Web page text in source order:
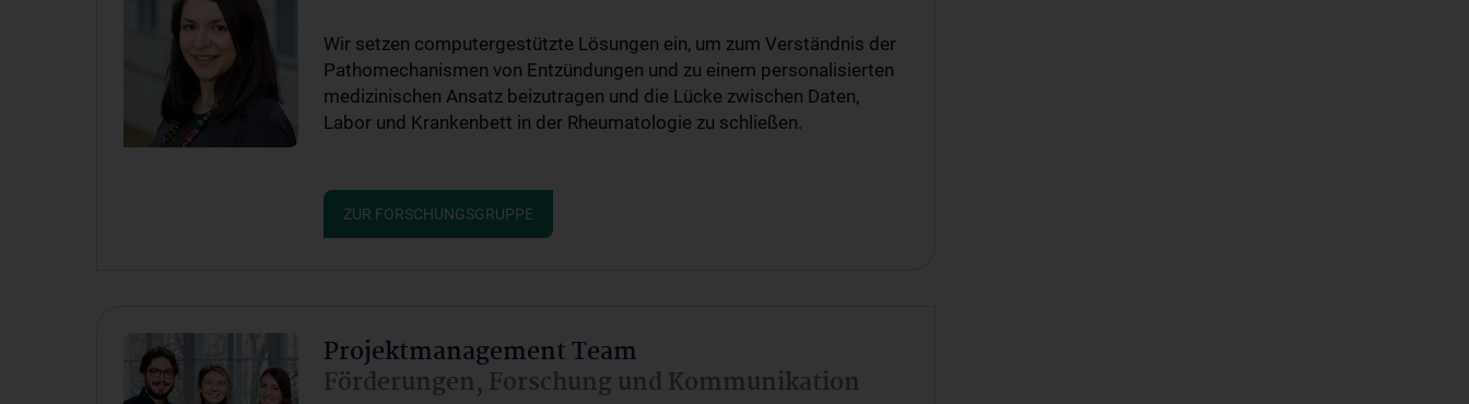
Wir setzen computergestützte Lösungen ein, um zum Verständnis der
Pathomechanismen von Entzündungen und zu einem personalisierten
medizinischen Ansatz beizutragen und die Lücke zwischen Daten,
Labor und Krankenbett in der Rheumatologie zu schließen.
ZUR FORSCHUNGSGRUPPE
Projektmanagement Team
Förderungen, Forschung und Kommunikation